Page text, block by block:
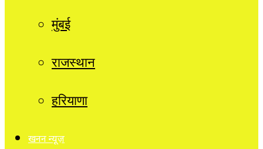
मुंबई
राजस्थान
हरियाणा
खनन न्यूज़